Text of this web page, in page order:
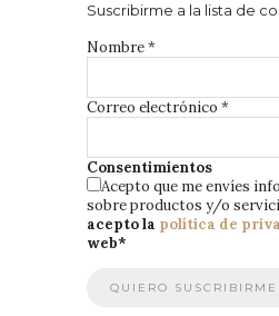
Suscribirme a la lista de
Nombre*
Correo electrónico *
Consentimientos
Acepto que me envíes
sobre productos y/o
acepto la política de
web*